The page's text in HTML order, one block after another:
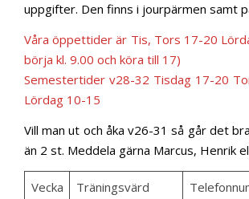
uppgifter. Den finns i jourpärmen samt
Våra öppettider är Tis, Tors 17-20
börja kl. 9.00 och köra till 17)
Semestertider v28-32 Tisdag 17-20
Lördag 10-15
Vill man ut och åka v26-31 så går det
än 2 st. Meddela gärna Marcus, Henrik
Vecka Träningsvärd